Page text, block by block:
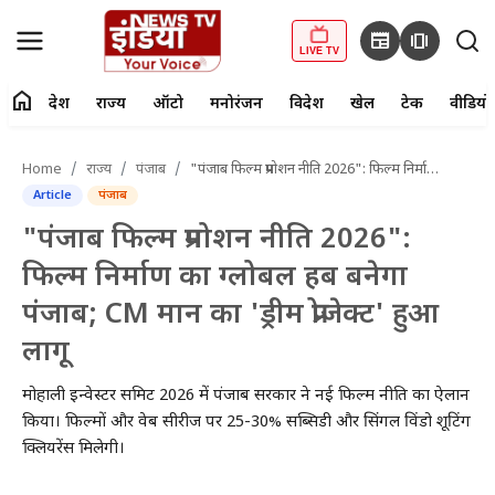
LIVE TV newspaper amp_stories
Home
देश
राज्य
ऑटो
मनोरंजन
home देश राज्य ऑटो मनोरंजन विदेश खेल टेक वीडियो
Home राज्य पंजाब "पंजाब फिल्म प्रमोशन नीति 2026": फिल्म निर्माण का ग्लोबल हब बनेगा पंजाब; CM मान का 'ड्रीम प्रोजेक्ट' हुआ लागू
Article पंजाब
"पंजाब फिल्म प्रमोशन नीति 2026":
फिल्म निर्माण का ग्लोबल हब बनेगा
पंजाब; CM मान का 'ड्रीम प्रोजेक्ट' हुआ
लागू
मोहाली इन्वेस्टर समिट 2026 में पंजाब सरकार ने नई फिल्म नीति का ऐलान
किया। फिल्मों और वेब सीरीज पर 25-30% सब्सिडी और सिंगल विंडो शूटिंग
क्लियरेंस मिलेगी।